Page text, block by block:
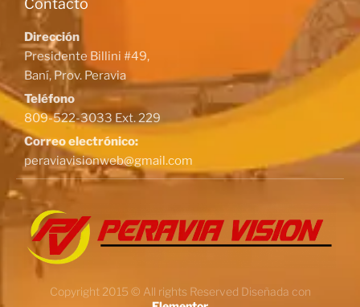
Contacto
Dirección
Presidente Billini #49,
Baní, Prov. Peravia
Teléfono
809-522-3033 Ext. 229
Correo electrónico:
peraviavisionweb@gmail.com
Copyright 2015 © All rights Reserved Diseñada con